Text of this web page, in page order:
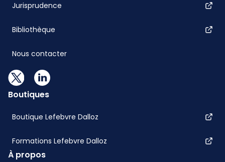
Jurisprudence
Bibliothèque
Nous contacter
Boutiques
Boutique Lefebvre Dalloz
Formations Lefebvre Dalloz
À propos